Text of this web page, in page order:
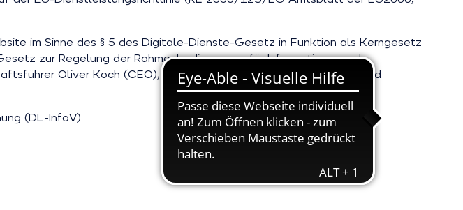
im Sinne des § 5 des Digitale-Dienste-Gesetz in Funktion als Kerngesetz
zur Regelung der Rahmenbedingungen für Informations- und
Oliver Koch (CEO), Dr. Ralf Plieninger, Bianca Swanston und
(DL-InfoV)